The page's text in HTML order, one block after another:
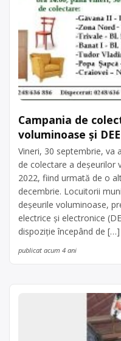
Campania de
voluminoase și
Vineri, 30 septembrie, va
de colectare a deșeurilor
2022, fiind urmată de o
decembrie. Locuitorii
deșeurile voluminoase,
electrice și electronice
dispoziție începând de […]
publicat acum 4 ani